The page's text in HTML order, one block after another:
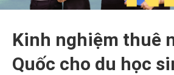
Kinh nghiệm thuê
Quốc cho du học